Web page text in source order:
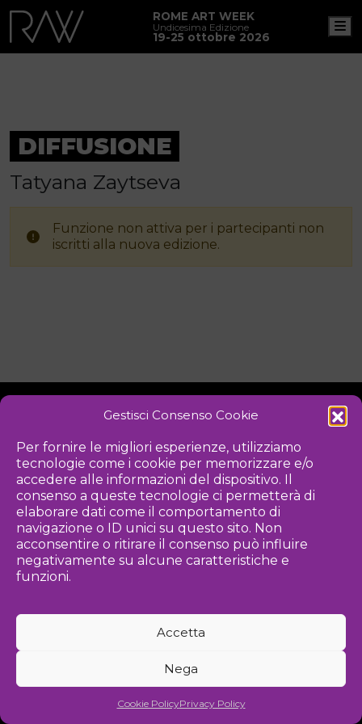
Gestisci Consenso Cookie
Per fornire le migliori esperienze, utilizziamo
tecnologie come i cookie per memorizzare e/o
accedere alle informazioni del dispositivo. Il
consenso a queste tecnologie ci permetterà di
elaborare dati come il comportamento di
navigazione o ID unici su questo sito. Non
acconsentire o ritirare il consenso può influire
negativamente su alcune caratteristiche e
funzioni.
Accetta
Nega
Cookie PolicyPrivacy Policy
ROME ART WEEK
Undicesima Edizione
19-25 ottobre 2026
DIFFUSIONE
Tatyana Zaytseva
Funzione non attiva per i partecipanti non
iscritti alla nuova edizione.
PRIVACY POLICY
Iniziativa
Associazione culturale per la promozione delle arti visive
2026 Associazione Kou - [cf] 97815340589